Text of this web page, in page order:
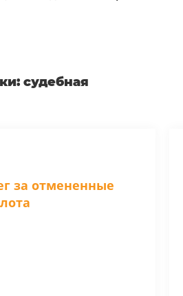
судебная
за отмененные
530 истцов выступили
комитет по
начал проверку законности